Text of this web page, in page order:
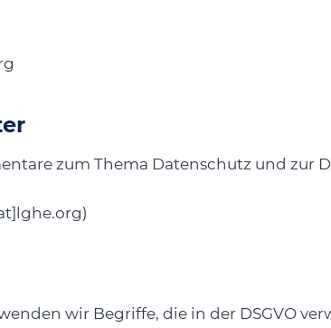
zum Thema Datenschutz und zur
wir Begriffe, die in der DSGVO